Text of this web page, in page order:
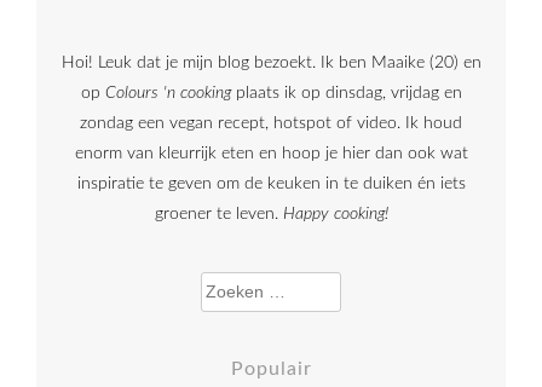
Hoi! Leuk dat je mijn blog bezoekt. Ik ben Maaike (20) en
op Colours 'n cookingplaats ik op dinsdag, vrijdag en
zondag een vegan recept, hotspot of video. Ik houd
enorm van kleurrijk eten en hoop je hier dan ook wat
inspiratie te geven om de keuken in te duiken én iets
groener te leven. Happy cooking!
Zoeken naar:
Populair